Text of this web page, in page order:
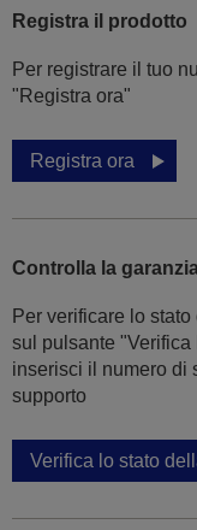
Registra il prodotto
Per registrare il tuo
"Registra ora"
Registra ora
Controlla la
Per verificare lo
sul pulsante
inserisci il numero di
supporto
Verifica lo stato